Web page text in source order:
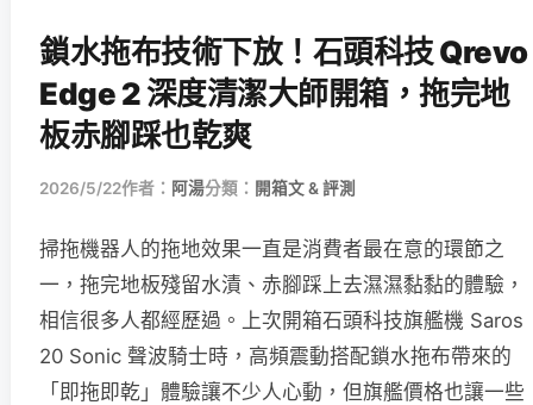
鎖水拖布技術下放！石頭科技 Qrevo
Edge 2 深度清潔大師開箱，拖完地
板赤腳踩也乾爽
2026/5/22作者： 阿湯分類： 開箱文 & 評測
掃拖機器人的拖地效果一直是消費者最在意的環節之
一，拖完地板殘留水漬、赤腳踩上去濕濕黏黏的體驗，
相信很多人都經歷過。上次開箱石頭科技旗艦機 Saros
20 Sonic 聲波騎士時，高頻震動搭配鎖水拖布帶來的
「即拖即乾」體驗讓不少人心動，但旗艦價格也讓一些